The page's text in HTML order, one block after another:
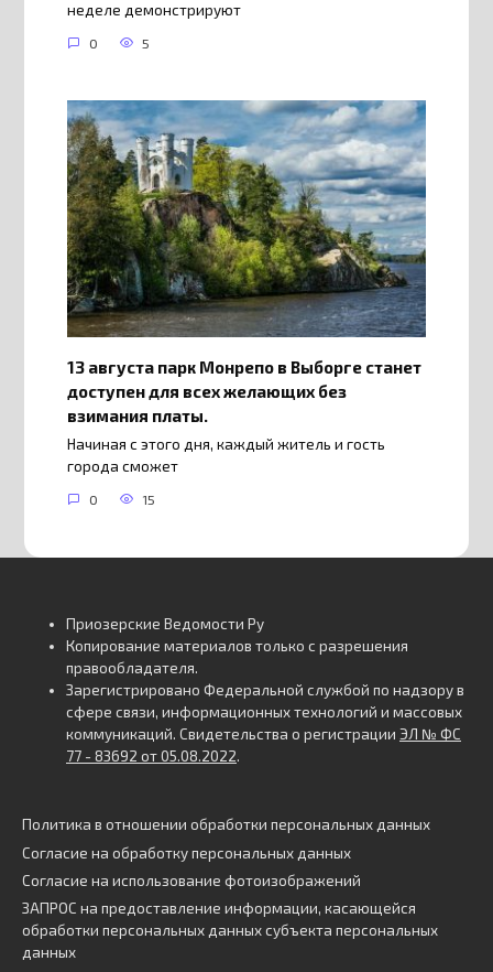
неделе демонстрируют
0 5
13 августа парк Монрепо в Выборге станет
доступен для всех желающих без
взимания платы.
Начиная с этого дня, каждый житель и гость
города сможет
0 15
Приозерские Ведомости Ру
Копирование материалов только с разрешения
правообладателя.
Зарегистрировано Федеральной службой по надзору в
сфере связи, информационных технологий и массовых
коммуникаций. Свидетельства о регистрации ЭЛ № ФС
77 - 83692 от 05.08.2022.
Политика в отношении обработки персональных данных
Согласие на обработку персональных данных
Согласие на использование фотоизображений
ЗАПРОС на предоставление информации, касающейся
обработки персональных данных субъекта персональных
данных